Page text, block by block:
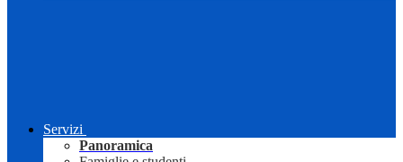
Servizi
Panoramica